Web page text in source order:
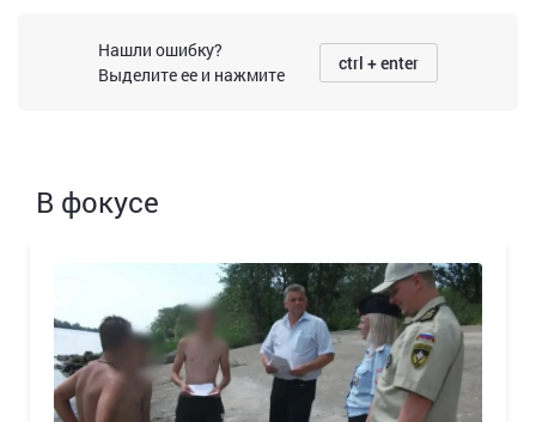
Нашли ошибку?
Выделите ее и нажмите
ctrl + enter
В фокусе